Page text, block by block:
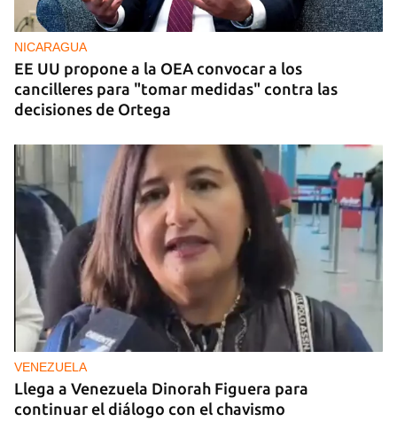
NICARAGUA
EE UU propone a la OEA convocar a los
cancilleres para "tomar medidas" contra las
decisiones de Ortega
VENEZUELA
Llega a Venezuela Dinorah Figuera para
continuar el diálogo con el chavismo